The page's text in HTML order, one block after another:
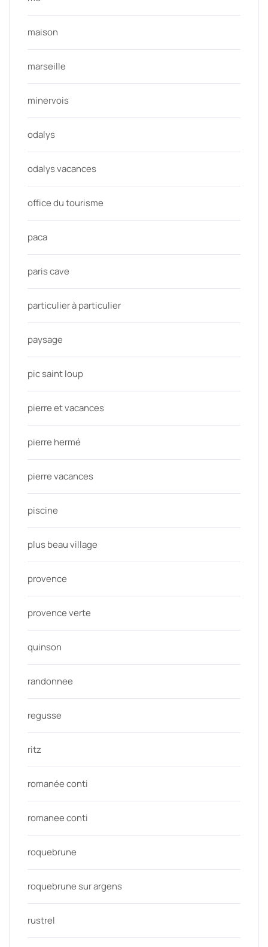
maison
marseille
minervois
odalys
odalys vacances
office du tourisme
paca
paris cave
particulier à particulier
paysage
pic saint loup
pierre et vacances
pierre hermé
pierre vacances
piscine
plus beau village
provence
provence verte
quinson
randonnee
regusse
ritz
romanée conti
romanee conti
roquebrune
roquebrune sur argens
rustrel